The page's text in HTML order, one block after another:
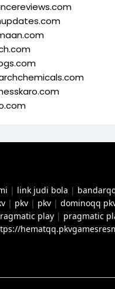
| link judi bola |
| pkv | pkv |dominoqq
play | pragmatic